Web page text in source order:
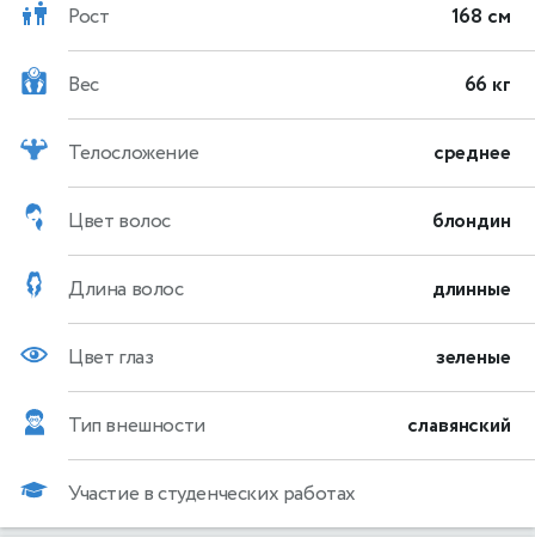
Рост 168 см
Вес 66 кг
Телосложение среднее
Цвет волос блондин
Длина волос длинные
Цвет глаз зеленые
Тип внешности славянский
Участие в студенческих работах